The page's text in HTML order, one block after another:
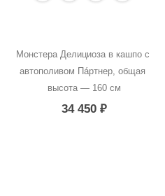
Монстера Делициоза в кашпо с
автополивом Пáртнер, общая
высота — 160 см
34 450 ₽